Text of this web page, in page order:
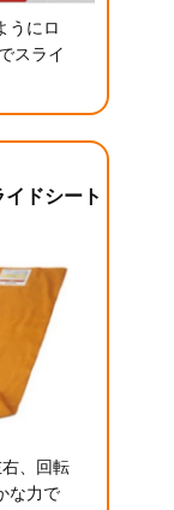
うにロ
スライ
ドシート
、回転
な力で